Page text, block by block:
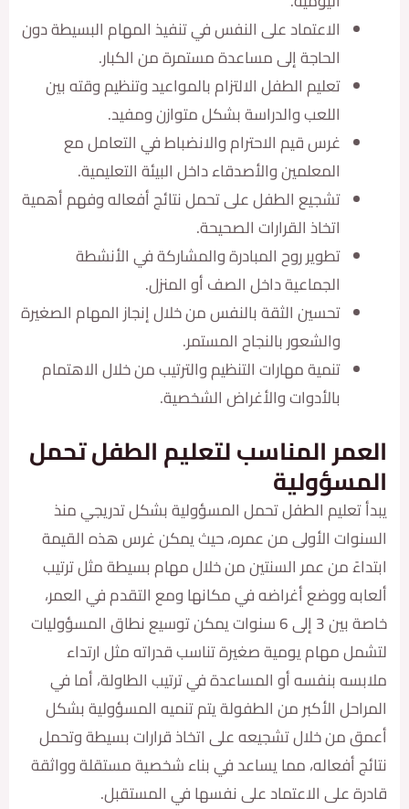
الاعتماد على النفس في تنفيذ المهام البسيطة دون
الحاجة إلى مساعدة مستمرة من الكبار.
تعليم الطفل الالتزام بالمواعيد وتنظيم وقته بين
اللعب والدراسة بشكل متوازن ومفيد.
غرس قيم الاحترام والانضباط في التعامل مع
المعلمين والأصدقاء داخل البيئة التعليمية.
تشجيع الطفل على تحمل نتائج أفعاله وفهم أهمية
اتخاذ القرارات الصحيحة.
تطوير روح المبادرة والمشاركة في الأنشطة
الجماعية داخل الصف أو المنزل.
تحسين الثقة بالنفس من خلال إنجاز المهام الصغيرة
والشعور بالنجاح المستمر.
تنمية مهارات التنظيم والترتيب من خلال الاهتمام
بالأدوات والأغراض الشخصية.
المناسب لتعليم الطفل تحمل
الطفل تحمل المسؤولية بشكل تدريجي منذ
الأولى من عمره، حيث يمكن غرس هذه القيمة
من عمر السنتين من خلال مهام بسيطة مثل ترتيب
ووضع أغراضه في مكانها ومع التقدم في العمر،
خاصة بين 3 إلى 6 سنوات يمكن توسيع نطاق المسؤوليات
مهام يومية صغيرة تناسب قدراته مثل ارتداء
بنفسه أو المساعدة في ترتيب الطاولة، أما في
الأكبر من الطفولة يتم تنميه المسؤولية بشكل
خلال تشجيعه على اتخاذ قرارات بسيطة وتحمل
أفعاله، مما يساعد في بناء شخصية مستقلة وواثقة
على الاعتماد على نفسها في المستقبل.